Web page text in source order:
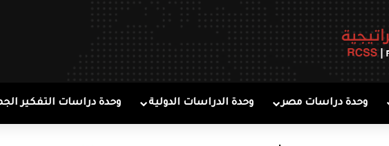
وحدة دراسات مصر وحدة الدراسات الدولية وحدة دراسات التفكير